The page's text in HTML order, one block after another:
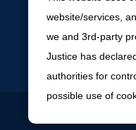
website/services,
we and 3rd-party
Justice has
authorities for
possible use of